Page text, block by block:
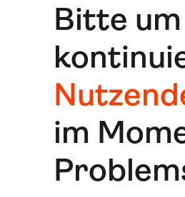
Bitte um
im